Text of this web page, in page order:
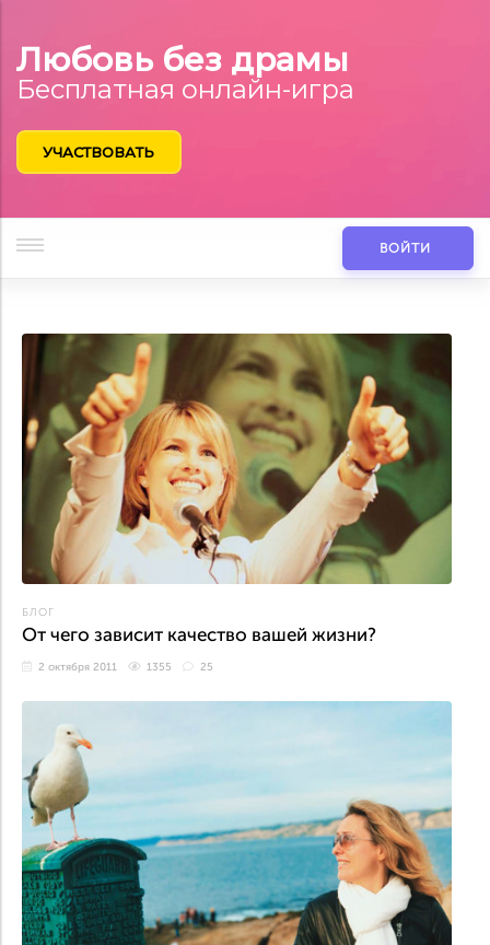
Любовь без драмы
Бесплатная онлайн-игра
УЧАСТВОВАТЬ
ВОЙТИ
БЛОГ
От чего зависит качество вашей жизни?
2 октября 2011 1355 25